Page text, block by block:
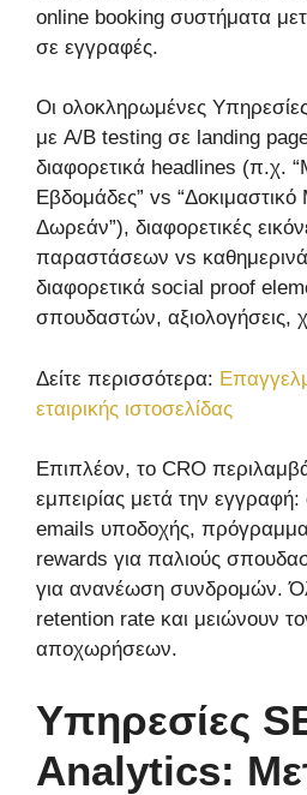
online booking συστήματα
σε εγγραφές.
Οι ολοκληρωμένες
με A/B testing σε landing
διαφορετικά headlines (π.χ.
Εβδομάδες” vs
Δωρεάν”), διαφορετικές
παραστάσεων vs
διαφορετικά social proof
σπουδαστών, αξιολογήσεις,
Δείτε περισσότερα:
εταιρικής ιστοσελίδας
Επιπλέον, το CRO
εμπειρίας μετά την
emails υποδοχής,
rewards για παλιούς
για ανανέωση συνδρομών.
retention rate και μειώνουν
αποχωρήσεων.
Υπηρεσίες
Analytics: